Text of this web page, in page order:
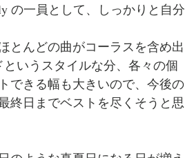
の一員として、しっかりと自分
とんどの曲がコーラスを含め出
いうスタイルな分、各々の個
できる幅も大きいので、今後の
終日までベストを尽くそうと思